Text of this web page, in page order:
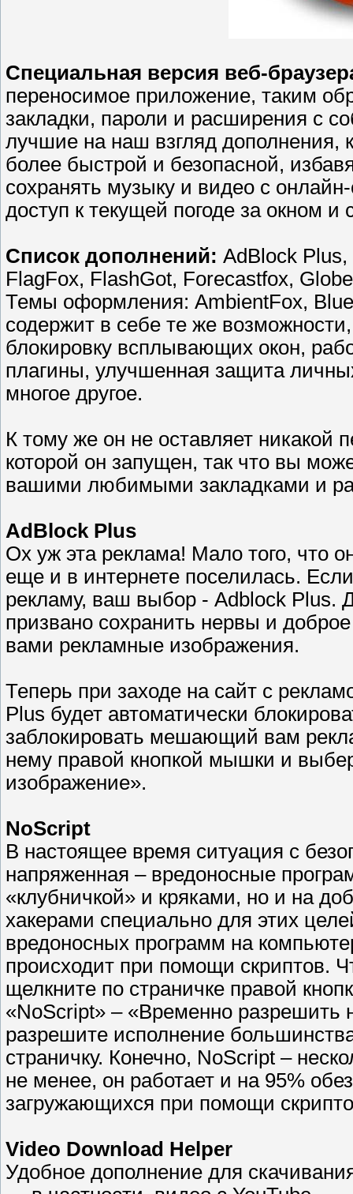
Специальная версия веб-
переносимое приложение, таким
закладки, пароли и расширения с
лучшие на наш взгляд дополнения,
более быстрой и безопасной,
сохранять музыку и видео с
доступ к текущей погоде за окном и
Список дополнений: AdBlock
FlagFox, FlashGot, Forecastfox,
Темы оформления: AmbientFox,
содержит в себе те же
блокировку всплывающих окон,
плагины, улучшенная защита
многое другое.
К тому же он не оставляет
которой он запущен, так что вы
вашими любимыми закладками и
AdBlock Plus
Ох уж эта реклама! Мало того, что
еще и в интернете поселилась.
рекламу, ваш выбор - Adblock Plus.
призвано сохранить нервы и
вами рекламные изображения.
Теперь при заходе на сайт с
Plus будет автоматически
заблокировать мешающий вам
нему правой кнопкой мышки и
изображение».
NoScript
В настоящее время ситуация с
напряженная – вредоносные
«клубничкой» и кряками, но и на
хакерами специально для этих
вредоносных программ на
происходит при помощи скриптов.
щелкните по страничке правой
«NoScript» – «Временно разрешить
разрешите исполнение
страничку. Конечно, NoScript –
не менее, он работает и на 95%
загружающихся при помощи
Video Download Helper
Удобное дополнение для